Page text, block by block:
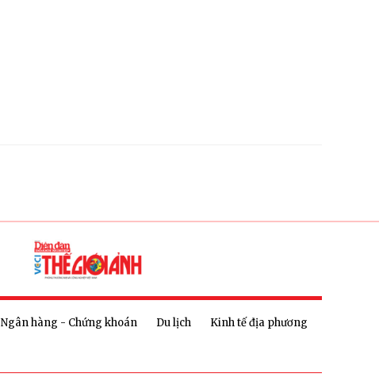
Ngân hàng - Chứng khoán Du lịch
Kinh tế địa phương